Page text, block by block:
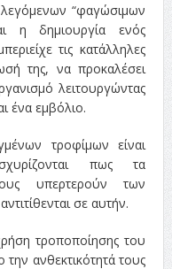
“φαγώσιμων
η δημιουργία ενός
τις κατάλληλες
της, να προκαλέσει
λειτουργώντας
ένα εμβόλιο.
τροφίμων είναι
πως τα
υπερτερούν των
σε αυτήν.
τροποποίησης του
ανθεκτικότητά τους